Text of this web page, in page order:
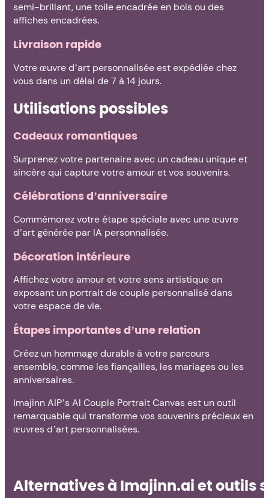
semi-brillant, une toile encadrée en bois ou des
affiches encadrées.
Livraison rapide
Votre œuvre d’art personnalisée est expédiée chez
vous dans un délai de 7 à 14 jours.
Utilisations possibles
Cadeaux romantiques
Surprenez votre partenaire avec un cadeau unique et
sincère qui capture votre amour et vos souvenirs.
Célébrations d’anniversaire
Commémorez votre étape spéciale avec une œuvre
d’art générée par IA personnalisée.
Décoration intérieure
Affichez votre amour et votre sens artistique en
exposant un portrait de couple personnalisé dans
votre espace de vie.
Étapes importantes d’une relation
Créez un hommage durable à votre parcours
ensemble, comme les fiançailles, les mariages ou les
anniversaires.
Imajinn AIP’s AI Couple Portrait Canvas est un outil
remarquable qui transforme vos souvenirs précieux en
œuvres d’art personnalisées.
Alternatives à Imajinn.ai et outils